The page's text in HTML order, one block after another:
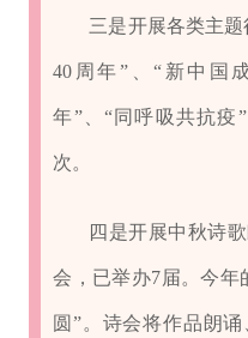
三是开展各类主
40周年”、“新中国
年”、“同呼吸共抗疫
次。
四是开展中秋诗
会，已举办7届。今年
圆”。诗会将作品朗